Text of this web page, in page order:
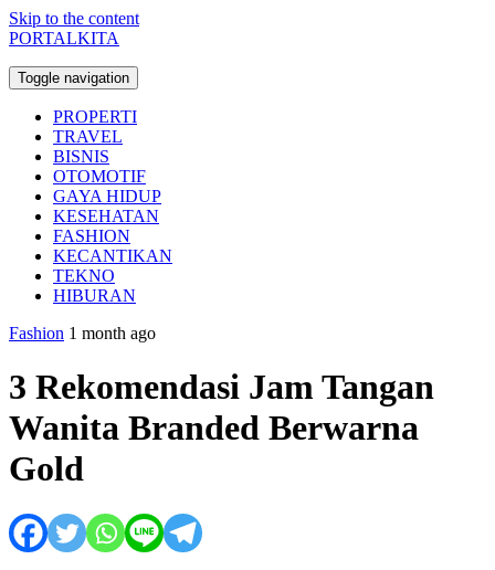
Skip to the content
PORTALKITA
Toggle navigation
PROPERTI
TRAVEL
BISNIS
OTOMOTIF
GAYA HIDUP
KESEHATAN
FASHION
KECANTIKAN
TEKNO
HIBURAN
Fashion 1 month ago
3 Rekomendasi Jam Tangan
Wanita Branded Berwarna
Gold